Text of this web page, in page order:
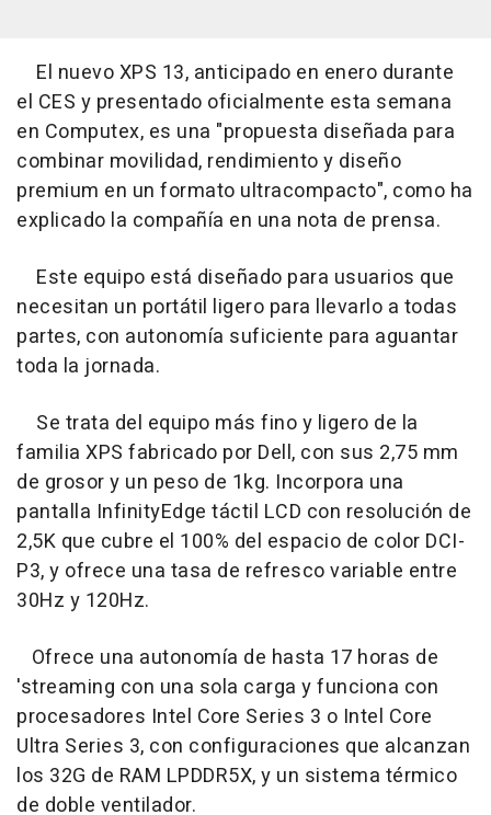
El nuevo XPS 13, anticipado en enero durante
el CES y presentado oficialmente esta semana
en Computex, es una "propuesta diseñada para
combinar movilidad, rendimiento y diseño
premium en un formato ultracompacto", como ha
explicado la compañía en una nota de prensa.
Este equipo está diseñado para usuarios que
necesitan un portátil ligero para llevarlo a todas
partes, con autonomía suficiente para aguantar
toda la jornada.
Se trata del equipo más fino y ligero de la
familia XPS fabricado por Dell, con sus 2,75 mm
de grosor y un peso de 1kg. Incorpora una
pantalla InfinityEdge táctil LCD con resolución de
2,5K que cubre el 100% del espacio de color DCI-
P3, y ofrece una tasa de refresco variable entre
30Hz y 120Hz.
Ofrece una autonomía de hasta 17 horas de
'streaming con una sola carga y funciona con
procesadores Intel Core Series 3 o Intel Core
Ultra Series 3, con configuraciones que alcanzan
los 32G de RAM LPDDR5X, y un sistema térmico
de doble ventilador.